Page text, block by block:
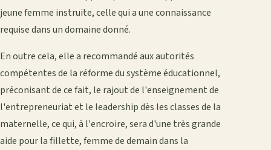
jeune femme instruite, celle qui a une connaissance
requise dans un domaine donné.
En outre cela, elle a recommandé aux autorités
compétentes de la réforme du système éducationnel,
préconisant de ce fait, le rajout de l'enseignement de
l'entrepreneuriat et le leadership dès les classes de la
maternelle, ce qui, à l'encroire, sera d'une très grande
aide pour la fillette, femme de demain dans la